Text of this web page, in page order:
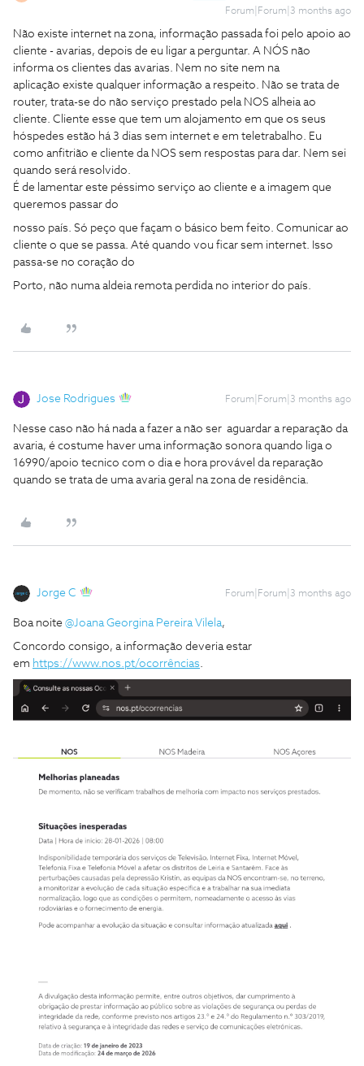
Forum|Forum|3 months ago
Não existe internet na zona, informação passada foi pelo apoio ao
cliente - avarias, depois de eu ligar a perguntar. A NÓS não
informa os clientes das avarias. Nem no site nem na
aplicação existe qualquer informação a respeito. Não se trata de
router, trata-se do não serviço prestado pela NOS alheia ao
cliente. Cliente esse que tem um alojamento em que os seus
hóspedes estão há 3 dias sem internet e em teletrabalho. Eu
como anfitrião e cliente da NOS sem respostas para dar. Nem sei
quando será resolvido.
É de lamentar este péssimo serviço ao cliente e a imagem que
queremos passar do
nosso país. Só peço que façam o básico bem feito. Comunicar ao
cliente o que se passa. Até quando vou ficar sem internet. Isso
passa-se no coração do
Porto, não numa aldeia remota perdida no interior do país.
Jose Rodrigues Forum|Forum|3 months ago
Nesse caso não há nada a fazer a não ser aguardar a reparação da
avaria, é costume haver uma informação sonora quando liga o
16990/apoio tecnico com o dia e hora provável da reparação
quando se trata de uma avaria geral na zona de residência.
Jorge C Forum|Forum|3 months ago
Boa noite ​ @Joana Georgina Pereira Vilela,
Concordo consigo, a informação deveria estar
em https://www.nos.pt/ocorrências.